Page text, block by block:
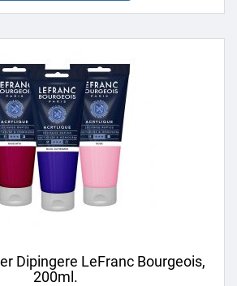
Dipingere LeFranc Bourgeois,
200ml.